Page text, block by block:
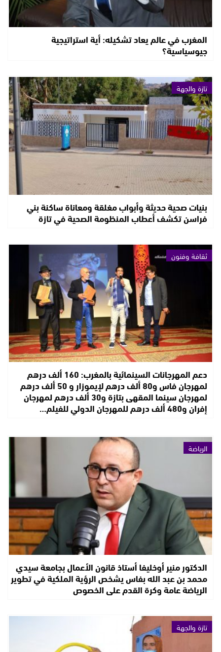
المغرب في عالم يعاد تشكيله: أية استراتيجية
جيوسياسية؟
تازة والجهة
بنيات صحية حديثة وأبواب مغلقة ومعاناة ساكنة بني
فراسن تكشف أعطاب المنظومة الصحية في تازة
ثقافة وفنون
دعم المهرجانات السينمائية بالمغرب: 160 ألف درهم
لمهرجان فاس و80 ألف درهم لإيموزار و 50 ألف درهم
لمهرجان سينما المقهى بتازة و30 ألف درهم لمهرجان
إفران و480 ألف درهم للمهرجان الدولي للفيلم…
الرياضة
الدكتور منير أوخليفا أستاذ قانون الأعمال بجامعة سيدي
محمد بن عبد الله بفاس يشخص الرؤية الملكية في تطوير
الرياضة عامة وكرة القدم على الخصوص
تازة والجهة